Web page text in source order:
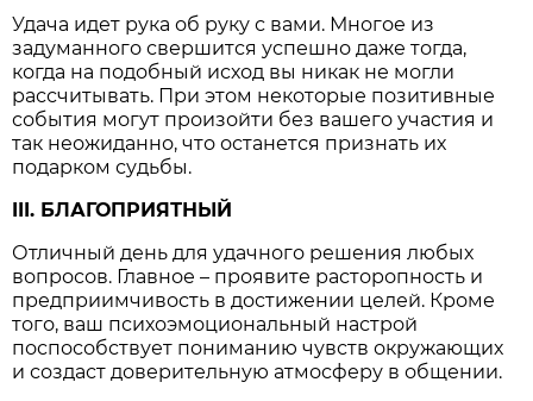
Удача идет рука об руку с вами. Многое из
задуманного свершится успешно даже тогда,
когда на подобный исход вы никак не могли
рассчитывать. При этом некоторые позитивные
события могут произойти без вашего участия и
так неожиданно, что останется признать их
подарком судьбы.
III. БЛАГОПРИЯТНЫЙ
Отличный день для удачного решения любых
вопросов. Главное – проявите расторопность и
предприимчивость в достижении целей. Кроме
того, ваш психоэмоциональный настрой
поспособствует пониманию чувств окружающих
и создаст доверительную атмосферу в общении.